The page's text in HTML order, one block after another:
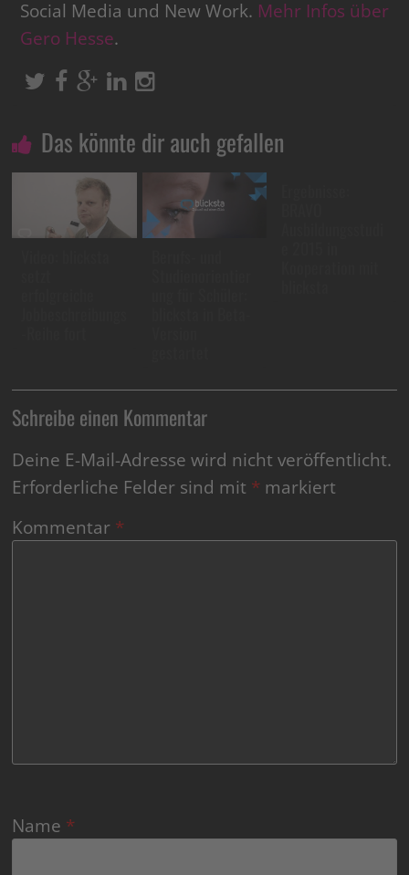
Social Media und New Work. Mehr Infos über
Gero Hesse.
Das könnte dir auch gefallen
Schreibe einen Kommentar
Deine E-Mail-Adresse wird nicht veröffentlicht.
Erforderliche Felder sind mit * markiert
Kommentar *
Name *